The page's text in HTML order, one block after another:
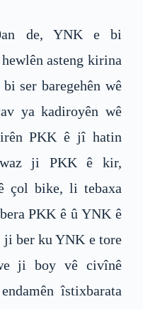
de, YNK e bi
asteng kirina
ser baregehên wê
ya kadiroyên wê
PKK ê jî hatin
ji PKK ê kir,
çol bike, li tebaxa
PKK ê û YNK ê
ji ber ku YNK e tore
ji boy vê civînê
îstixbarata